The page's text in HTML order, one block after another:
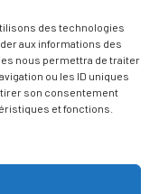
des technologies
aux informations des
nous permettra de traiter
ou les ID uniques
son consentement
et fonctions.